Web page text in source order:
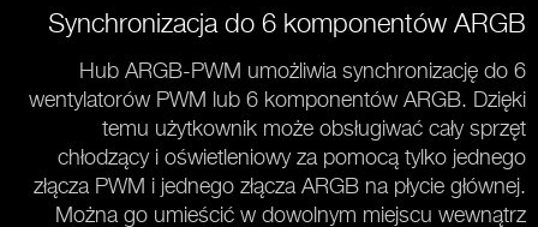
Synchronizacja do 6 komponentów ARGB
Hub ARGB-PWM umożliwia synchronizację do 6
wentylatorów PWM lub 6 komponentów ARGB. Dzięki
temu użytkownik może obsługiwać cały sprzęt
chłodzący i oświetleniowy za pomocą tylko jednego
złącza PWM i jednego złącza ARGB na płycie głównej.
Można go umieścić w dowolnym miejscu wewnątrz